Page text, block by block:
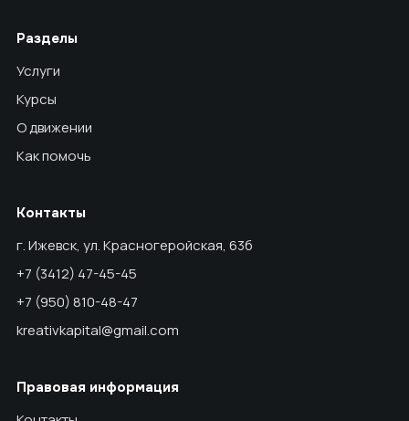
Разделы
Услуги
Курсы
О движении
Как помочь
Контакты
г. Ижевск, ул. Красногеройская, 63б
+7 (3412) 47-45-45
+7 (950) 810-48-47
kreativkapital@gmail.com
Правовая информация